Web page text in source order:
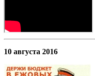
10 августа 2016